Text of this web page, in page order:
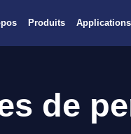
Produits Applications
de